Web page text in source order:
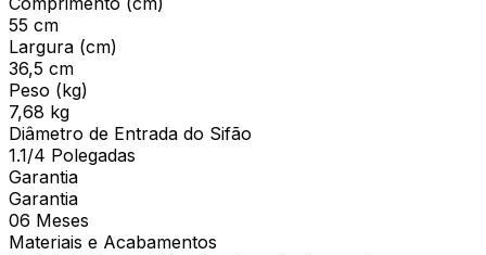
55 cm
Largura (cm)
36,5 cm
Peso (kg)
7,68 kg
Diâmetro de Entrada do Sifão
1.1/4 Polegadas
Garantia
Garantia
06 Meses
Materiais e Acabamentos